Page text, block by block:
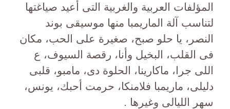
المؤلفات العربية والغربية التى أعيد صياغتها
لتناسب آلة الماريمبا منها موسيقى بوند
النصر، يا حلو صبح، صغيرة على الحب، مكان
فى القلب، البخيل وأنا، رقصة السيوف، ع
اللى جرا، ماكارينا، الحلوة دى، مامبو، قلبى
دليلى، ماريمبا فلامنكا، حرمت أحبك، يونس،
سهر الليالى وغيرها .